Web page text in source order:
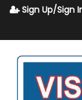
Sign Up/Sign